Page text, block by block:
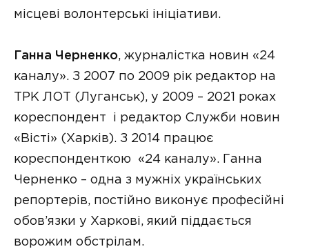
місцеві волонтерські ініціативи.
Ганна Черненко, журналістка новин «24
каналу». З 2007 по 2009 рік редактор на
ТРК ЛОТ (Луганськ), у 2009 – 2021 роках
кореспондент і редактор Служби новин
«Вісті» (Харків). З 2014 працює
кореспонденткою «24 каналу». Ганна
Черненко – одна з мужніх українських
репортерів, постійно виконує професійні
обов’язки у Харкові, який піддається
ворожим обстрілам.